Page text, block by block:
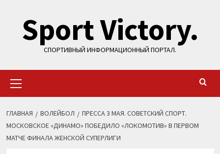
содержимому
Sport Victory.
СПОРТИВНЫЙ ИНФОРМАЦИОННЫЙ ПОРТАЛ.
меню
ГЛАВНАЯ ВОЛЕЙБОЛ
ПРЕССА 3 МАЯ. СОВЕТСКИЙ СПОРТ.
МОСКОВСКОЕ «ДИНАМО» ПОБЕДИЛО «ЛОКОМОТИВ» В ПЕРВОМ
МАТЧЕ ФИНАЛА ЖЕНСКОЙ СУПЕРЛИГИ